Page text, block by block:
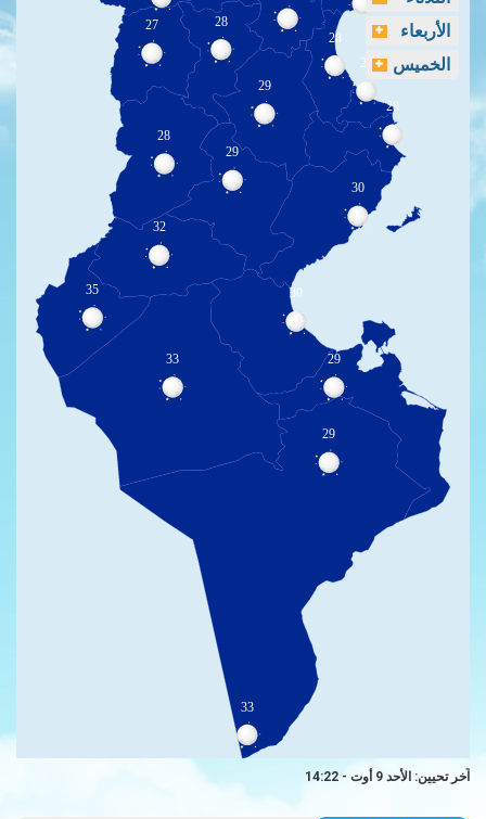
28
27
29
28
29
28
28
29
30
30
32
35
33 29
29
33
الأربعاء
الخميس
آخر تحيين: الأحد 9 أوت - 14:22